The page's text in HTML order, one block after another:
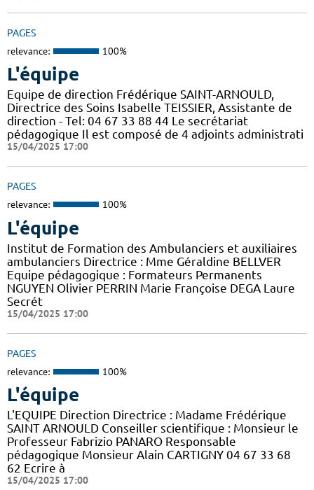
PAGES
relevance: 100%
L'équipe
Equipe de direction Frédérique SAINT-ARNOULD,
Directrice des Soins Isabelle TEISSIER, Assistante de
direction - Tel: 04 67 33 88 44 Le secrétariat
pédagogique Il est composé de 4 adjoints administrati
15/04/2025 17:00
PAGES
relevance: 100%
L'équipe
Institut de Formation des Ambulanciers et auxiliaires
ambulanciers Directrice : Mme Géraldine BELLVER
Equipe pédagogique : Formateurs Permanents
NGUYEN Olivier PERRIN Marie Françoise DEGA Laure
Secrét
15/04/2025 17:00
PAGES
relevance: 100%
L'équipe
L'EQUIPE Direction Directrice : Madame Frédérique
SAINT ARNOULD Conseiller scientifique : Monsieur le
Professeur Fabrizio PANARO Responsable
pédagogique Monsieur Alain CARTIGNY 04 67 33 68
62 Ecrire à
15/04/2025 17:00